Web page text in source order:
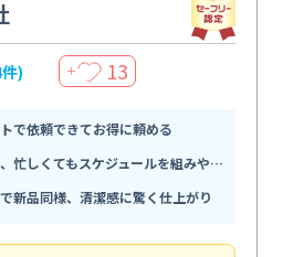
) ＋ 13
で依頼できてお得に頼める
夜間早朝も対応、忙しくてもスケジュールを組みやすい
新品同様、清潔感に驚く仕上がり